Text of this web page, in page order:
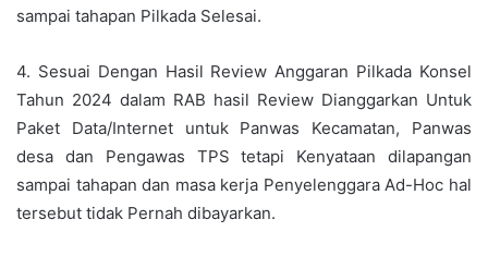
sampai tahapan Pilkada Selesai.
4. Sesuai Dengan Hasil Review Anggaran Pilkada Konsel
Tahun 2024 dalam RAB hasil Review Dianggarkan Untuk
Paket Data/Internet untuk Panwas Kecamatan, Panwas
desa dan Pengawas TPS tetapi Kenyataan dilapangan
sampai tahapan dan masa kerja Penyelenggara Ad-Hoc hal
tersebut tidak Pernah dibayarkan.